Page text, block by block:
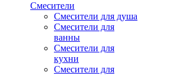
Смесители
Смесители для душа
Смесители для
ванны
Смесители для
кухни
Смесители для